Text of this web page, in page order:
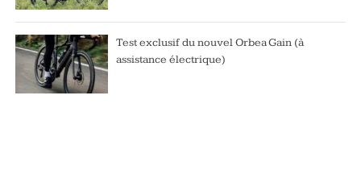
Test exclusif du nouvel Orbea Gain (à
assistance électrique)